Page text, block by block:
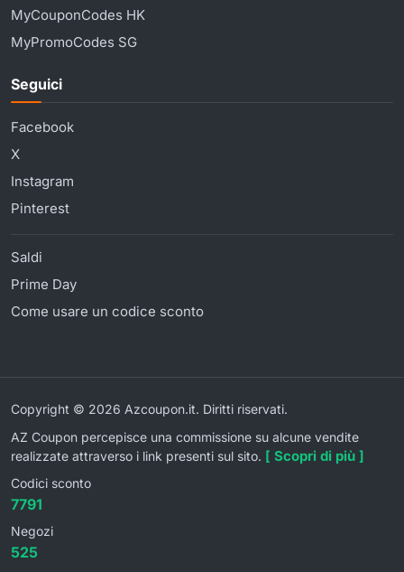
MyCouponCodes HK
MyPromoCodes SG
Seguici
Facebook
X
Instagram
Pinterest
Saldi
Prime Day
Come usare un codice sconto
Copyright © 2026 Azcoupon.it. Diritti riservati.
AZ Coupon percepisce una commissione su alcune vendite
realizzate attraverso i link presenti sul sito. [ Scopri di più ]
Codici sconto
7791
Negozi
525